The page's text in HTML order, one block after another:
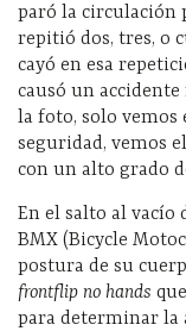
paró la circulación
repitió dos, tres, o
cayó en esa
causó un
la foto, solo vemos
seguridad, vemos
con un alto grado
En el salto al vacío
BMX (Bicycle
postura de su
frontflip no hands
para determinar la